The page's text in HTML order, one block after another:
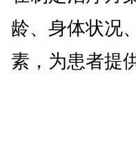
龄、身体状况
素，为患者提